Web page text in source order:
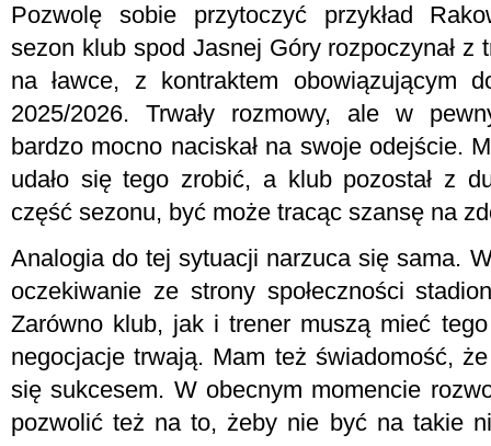
Pozwolę sobie przytoczyć przykład
sezon klub spod Jasnej Góry rozpoczynał z
na ławce, z kontraktem obowiązującym
2025/2026. Trwały rozmowy, ale w
bardzo mocno naciskał na swoje odejście.
udało się tego zrobić, a klub pozostał z
część sezonu, być może tracąc szansę na
Analogia do tej sytuacji narzuca się sama.
oczekiwanie ze strony społeczności
Zarówno klub, jak i trener muszą mieć
negocjacje trwają. Mam też świadomość,
się sukcesem. W obecnym momencie
pozwolić też na to, żeby nie być na takie